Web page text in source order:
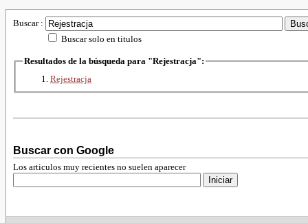
Buscar :
Buscar solo en titulos
Resultados de la búsqueda para "Rejestracja":
Rejestracja
Buscar con Google
Los articulos muy recientes no suelen aparecer